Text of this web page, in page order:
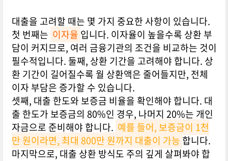
대출을 고려할 때는 몇 가지 중요한 사항이 있습니다.
첫 번째는 이자율 입니다. 이자율이 높을수록 상환 부
담이 커지므로, 여러 금융기관의 조건을 비교하는 것이
필수적입니다. 둘째, 상환 기간을 고려해야 합니다. 상
환 기간이 길어질수록 월 상환액은 줄어들지만, 전체
이자 부담은 증가할 수 있습니다.
셋째, 대출 한도와 보증금 비율을 확인해야 합니다. 대
출 한도가 보증금의 80%인 경우, 나머지 20%는 개인
자금으로 준비해야 합니다. 예를 들어, 보증금이 1천
만 원이라면, 최대 800만 원까지 대출이 가능 합니다.
마지막으로, 대출 상환 방식도 주의 깊게 살펴봐야 합